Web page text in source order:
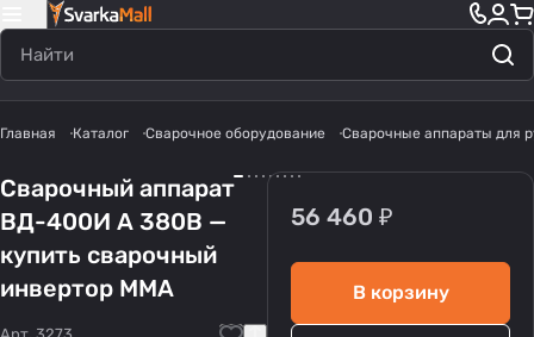
Главная Каталог Сварочное оборудование Сварочные аппараты для
Сварочный аппарат
ВД-400И А 380В —
купить сварочный
инвертор MMA
56 460 ₽
В корзину